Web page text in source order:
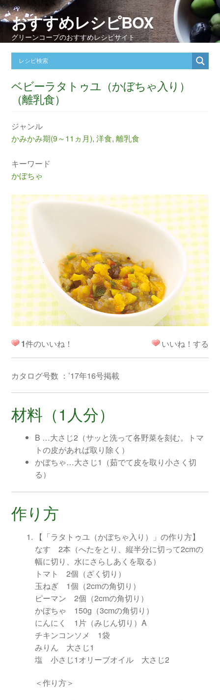
おすすめレシピBOX
グリーンコープのおすすめレシピサイト
ベビーラタトゥユ（かぼちゃ入り）
（離乳食）
ジャンル
かみかみ期(9～11ヵ月), 洋食, 離乳食
キーワード
かぼちゃ
1件のいいね！ いいね！する
カタログ号数 ：’17年16号掲載
材料（1人分）
B …大さじ2（サッと洗って各野菜を刻む。トマ
トの皮があれば取り除く）
かぼちゃ…大さじ1（茹でて皮を取り小さく切
る）
作り方
【「ラタトゥユ（かぼちゃ入り）」の作り方】
なす 2本（へたをとり、縦半分に切って2cmの
幅に切り、水にさらしあくを取る）
トマト 2個（ざく切り）
玉ねぎ 1個（2cmの角切り）
ピーマン 2個（2cmの角切り）
かぼちゃ 150g（3cmの角切り）
にんにく 1片（みじん切り）A
チキンコンソメ 1袋
みりん 大さじ1
塩 小さじ1オリーブオイル 大さじ2
＜作り方＞